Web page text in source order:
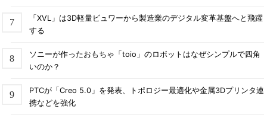
「XVL」は3D軽量ビュワーから製造業のデジタル変革基盤へと飛躍
する
ソニーが作ったおもちゃ「toio」のロボットはなぜシンプルで四角
いのか？
PTCが「Creo 5.0」を発表、トポロジー最適化や金属3Dプリンタ連
携などを強化